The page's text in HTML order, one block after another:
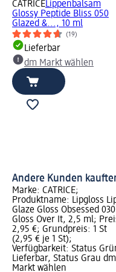
CATRICELippenbalsam
Glossy Peptide Bliss 050
Glazed &..., 10 ml
(19)
Lieferbar
dm Markt wählen
Andere Kunden
Marke: CATRICE;
Produktname: Lipgloss
Glaze Gloss Obsessed 030
Gloss Over It, 2,5 ml;
2,95 €; Grundpreis: 1 St
(2,95 € je 1 St);
Verfügbarkeit: Status
Lieferbar, Status Grau dm
Markt wählen